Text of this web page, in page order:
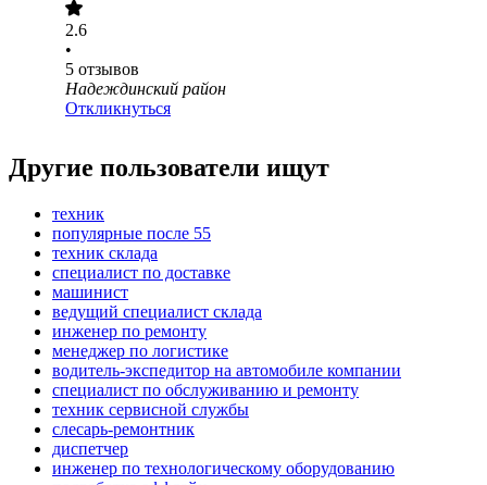
2.6
•
5 отзывов
Надеждинский район
Откликнуться
Другие пользователи ищут
техник
популярные после 55
техник склада
специалист по доставке
машинист
ведущий специалист склада
инженер по ремонту
менеджер по логистике
водитель-экспедитор на автомобиле компании
специалист по обслуживанию и ремонту
техник сервисной службы
слесарь-ремонтник
диспетчер
инженер по технологическому оборудованию